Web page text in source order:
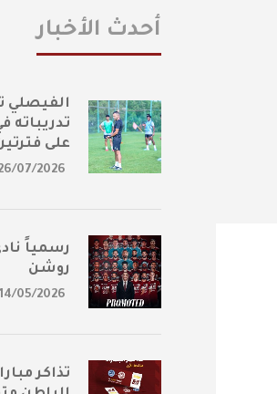
أحدث الأخبار
تدريباته
على
07/2026
رسمياً
روشن
14/05/2026
تذاكر